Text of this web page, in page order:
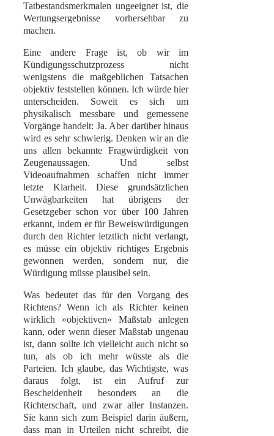
Tatbestandsmerkmalen ungeeignet ist, die
Wertungsergebnisse vorhersehbar zu
machen.
Eine andere Frage ist, ob wir im
Kündigungsschutzprozess nicht
wenigstens die maßgeblichen Tatsachen
objektiv feststellen können. Ich würde hier
unterscheiden. Soweit es sich um
physikalisch messbare und gemessene
Vorgänge handelt: Ja. Aber darüber hinaus
wird es sehr schwierig. Denken wir an die
uns allen bekannte Fragwürdigkeit von
Zeugenaussagen. Und selbst
Videoaufnahmen schaffen nicht immer
letzte Klarheit. Diese grundsätzlichen
Unwägbarkeiten hat übrigens der
Gesetzgeber schon vor über 100 Jahren
erkannt, indem er für Beweiswürdigungen
durch den Richter letztlich nicht verlangt,
es müsse ein objektiv richtiges Ergebnis
gewonnen werden, sondern nur, die
Würdigung müsse plausibel sein.
Was bedeutet das für den Vorgang des
Richtens? Wenn ich als Richter keinen
wirklich »objektiven« Maßstab anlegen
kann, oder wenn dieser Maßstab ungenau
ist, dann sollte ich vielleicht auch nicht so
tun, als ob ich mehr wüsste als die
Parteien. Ich glaube, das Wichtigste, was
daraus folgt, ist ein Aufruf zur
Bescheidenheit besonders an die
Richterschaft, und zwar aller Instanzen.
Sie kann sich zum Beispiel darin äußern,
dass man in Urteilen nicht schreibt, die